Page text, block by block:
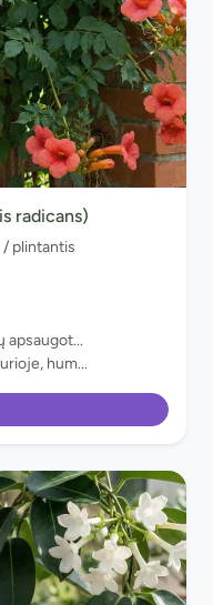
radicans)
/ plintantis
apsaugot...
hum...